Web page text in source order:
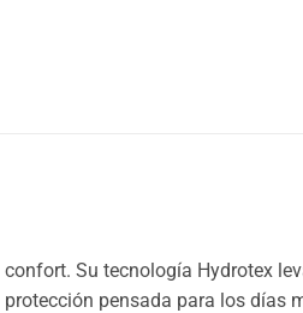
Su tecnología Hydrotex
pensada para los días